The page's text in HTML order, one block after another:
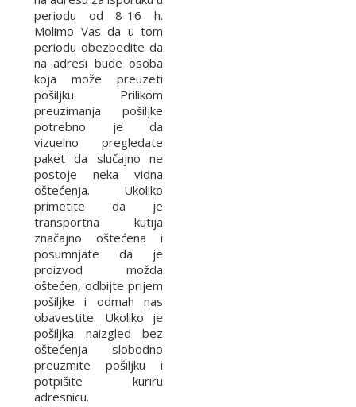
periodu od 8-16 h.
Molimo Vas da u tom
periodu obezbedite da
na adresi bude osoba
koja može preuzeti
pošiljku. Prilikom
preuzimanja pošiljke
potrebno je da
vizuelno pregledate
paket da slučajno ne
postoje neka vidna
oštećenja. Ukoliko
primetite da je
transportna kutija
značajno oštećena i
posumnjate da je
proizvod možda
oštećen, odbijte prijem
pošiljke i odmah nas
obavestite. Ukoliko je
pošiljka naizgled bez
oštećenja slobodno
preuzmite pošiljku i
potpišite kuriru
adresnicu.